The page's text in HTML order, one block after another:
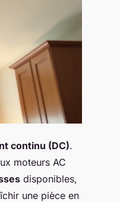
continu (DC).
moteurs AC
disponibles,
une pièce en